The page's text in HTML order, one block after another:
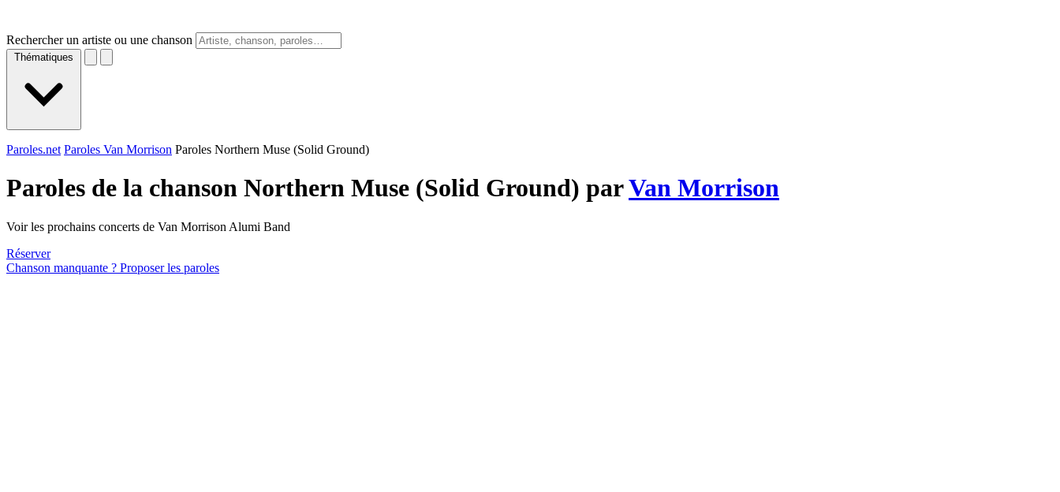
Rechercher un artiste ou une chanson
Thématiques
Paroles.net Paroles Van Morrison Paroles Northern Muse (Solid Ground)
Paroles de la chanson Northern Muse (Solid Ground) parVan Morrison
Voir les prochains concerts de Van Morrison Alumi Band
Réserver
Chanson manquante ? Proposer les paroles